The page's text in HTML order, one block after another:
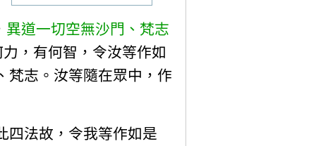
異道一切空無沙門、梵志
，有何智，令汝等作如
梵志。汝等隨在眾中，作
四法故，令我等作如是